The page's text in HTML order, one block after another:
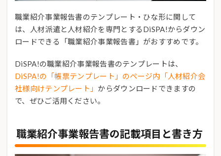
職業紹介事業報告書のテンプレート・ひな形に関して
は、人材派遣と人材紹介を専門とするDiSPA!からダウン
ロードできる「職業紹介事業報告書」がおすすめです。
DiSPA!の職業紹介事業報告書のテンプレートは、
DiSPA!の「帳票テンプレート」のページ内「人材紹介会
社様向けテンプレート」 からダウンロードできますの
で、ぜひご活用ください。
職業紹介事業報告書の記載項目と書き方